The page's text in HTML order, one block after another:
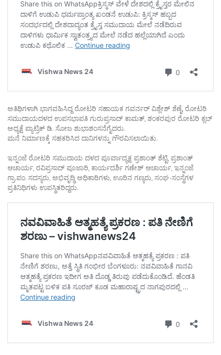
ಅತಿಥಿಗಳಾಗಿ ಭಾಗವಹಿಸಿದ್ದ ರೋಟರಿ ಸಹಾಯಕ ಗವರ್ನರ್ ವಿಶ್ಲೇಶ್ ಶೆಣೈ, ರೋಟರಿ
ಸಮುದಾಯದಳದ ಉಪಸಭಾಪತಿ ಗುರುಪ್ರಸಾದ್ ಕಾಮತ್, ಶಂಕರಪುರ ರೋಟರಿ ಕ್ಲಬ್
ಅಧ್ಯಕ್ಷೆ ಪ್ಯಾಟ್ರಿಕ್ ಡಿ. ಸೋಜ ಶುಭಾಶಂಸನೆಗೈದರು.
ಮನೆ ನಿರ್ಮಾಣಕ್ಕೆ ಸಹಕರಿಸಿದ ದಾನಿಗಳನ್ನು ಗೌರವಿಸಲಾಯಿತು.
ಇನ್ನಂಜೆ ರೋಟರಿ ಸಮುದಾಯ ದಳದ ಪೂರ್ವಾದ್ಯಕ್ಷ ಪ್ರಶಾಂತ್ ಶೆಟ್ಟಿ, ಪ್ರಶಾಂತ್
ಆಚಾರ್ಯ, ರವಿಪ್ರಸಾದ್ ಪೂಜಾರಿ, ಕಾರ್ಯದರ್ಶಿ ಗಣೇಶ್ ಆಚಾರ್ಯ, ಇನ್ನಂಜೆ
ಗ್ರಾ.ಪಂ. ಸದಸ್ಯರು, ಅಭಿವೃದ್ಧಿ ಅಧಿಕಾರಿಗಳು, ಊರಿನ ಗಣ್ಯರು, ಸಂಘ-ಸಂಸ್ಥೆಗಳ
ಪ್ರತಿನಿಧಿಗಳು ಉಪಸ್ಥಿತರಿದ್ದರು.